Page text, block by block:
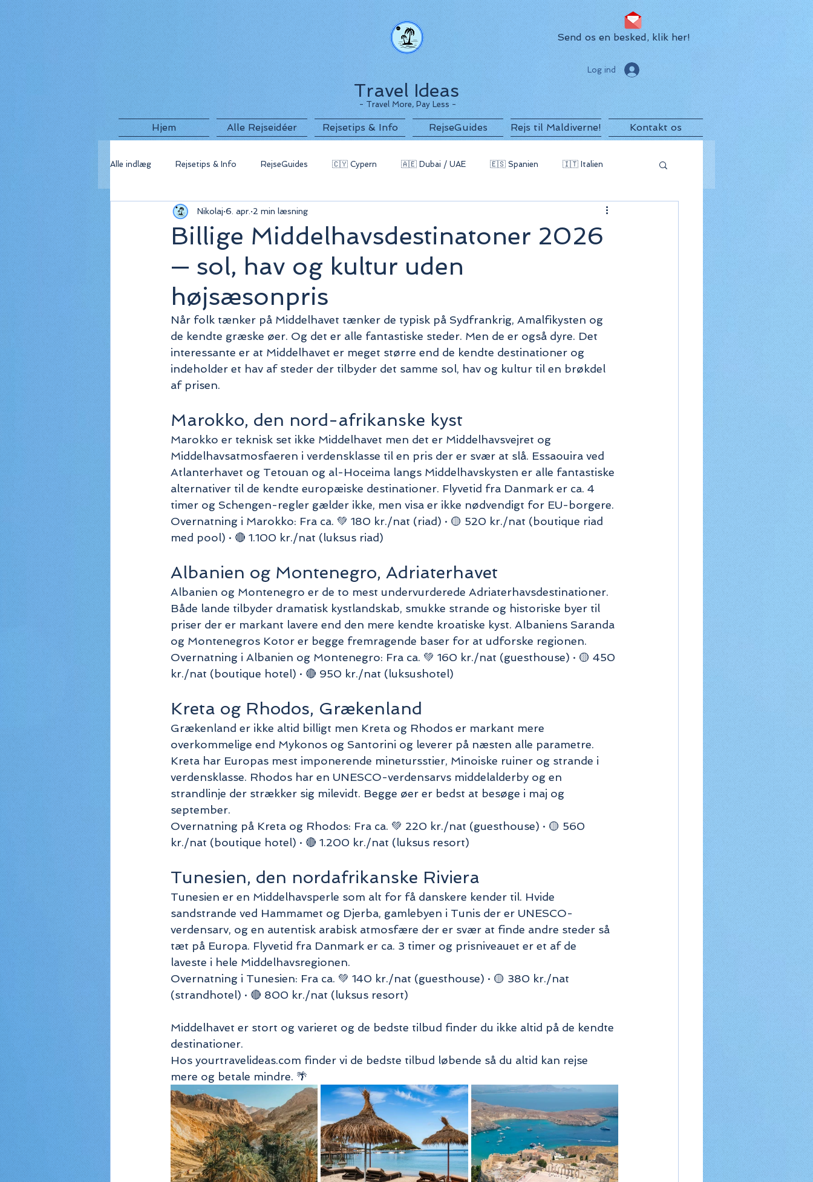
Travel Ideas
- Travel More, Pay Less -
Send os en besked, klik her!
Log ind
Hjem Alle Rejseidéer Rejsetips & Info RejseGuides Rejs til Maldiverne! Kontakt os
Alle indlæg Rejsetips & Info RejseGuides 🇨🇾 Cypern 🇦🇪 Dubai / UAE 🇪🇸 Spanien 🇮🇹 Italien
🇬🇷 Grækenland 🇫🇷 Frankrig 🇧🇬 Bulgarien 🇲🇺 Mauritius
🇮🇸 Island 🇮🇩 Indonesien 🇪🇬 Egypten
Billige Middelhavsdestinatoner 2026
— sol, hav og kultur uden
højsæsonpris
Nikolaj 6. apr. 2 min læsning
Når folk tænker på Middelhavet tænker de typisk på Sydfrankrig, Amalfikysten og
de kendte græske øer. Og det er alle fantastiske steder. Men de er også dyre. Det
interessante er at Middelhavet er meget større end de kendte destinationer og
indeholder et hav af steder der tilbyder det samme sol, hav og kultur til en brøkdel
af prisen.
Marokko, den nord-afrikanske kyst
Marokko er teknisk set ikke Middelhavet men det er Middelhavsvejret og
Middelhavsatmosfaeren i verdensklasse til en pris der er svær at slå. Essaouira ved
Atlanterhavet og Tetouan og al-Hoceima langs Middelhavskysten er alle fantastiske
alternativer til de kendte europæiske destinationer. Flyvetid fra Danmark er ca. 4
timer og Schengen-regler gælder ikke, men visa er ikke nødvendigt for EU-borgere.
Overnatning i Marokko: Fra ca. 💚 180 kr./nat (riad) · 🟡 520 kr./nat (boutique riad
med pool) · 🔴 1.100 kr./nat (luksus riad)
Albanien og Montenegro, Adriaterhavet
Albanien og Montenegro er de to mest undervurderede Adriaterhavsdestinationer.
Både lande tilbyder dramatisk kystlandskab, smukke strande og historiske byer til
priser der er markant lavere end den mere kendte kroatiske kyst. Albaniens Saranda
og Montenegros Kotor er begge fremragende baser for at udforske regionen.
Overnatning i Albanien og Montenegro: Fra ca. 💚 160 kr./nat (guesthouse) · 🟡 450
kr./nat (boutique hotel) · 🔴 950 kr./nat (luksushotel)
Kreta og Rhodos, Grækenland
Grækenland er ikke altid billigt men Kreta og Rhodos er markant mere
overkommelige end Mykonos og Santorini og leverer på næsten alle parametre.
Kreta har Europas mest imponerende minetursstier, Minoiske ruiner og strande i
verdensklasse. Rhodos har en UNESCO-verdensarvs middelalderby og en
strandlinje der strækker sig milevidt. Begge øer er bedst at besøge i maj og
september.
Overnatning på Kreta og Rhodos: Fra ca. 💚 220 kr./nat (guesthouse) · 🟡 560
kr./nat (boutique hotel) · 🔴 1.200 kr./nat (luksus resort)
Tunesien, den nordafrikanske Riviera
Tunesien er en Middelhavsperle som alt for få danskere kender til. Hvide
sandstrande ved Hammamet og Djerba, gamlebyen i Tunis der er UNESCO-
verdensarv, og en autentisk arabisk atmosfære der er svær at finde andre steder så
tæt på Europa. Flyvetid fra Danmark er ca. 3 timer og prisniveauet er et af de
laveste i hele Middelhavsregionen.
Overnatning i Tunesien: Fra ca. 💚 140 kr./nat (guesthouse) · 🟡 380 kr./nat
(strandhotel) · 🔴 800 kr./nat (luksus resort)
Middelhavet er stort og varieret og de bedste tilbud finder du ikke altid på de kendte
destinationer.
Hos yourtravelideas.com finder vi de bedste tilbud løbende så du altid kan rejse
mere og betale mindre. 🌴